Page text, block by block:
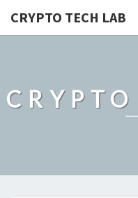
CRYPTO TECH LAB